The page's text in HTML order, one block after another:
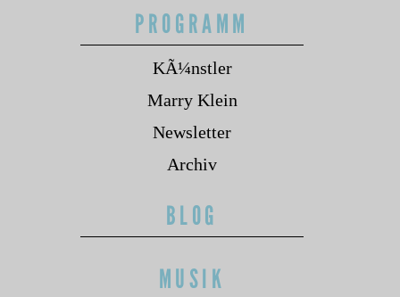
PROGRAMM
KÃ¼nstler
Marry Klein
Newsletter
Archiv
BLOG
MUSIK